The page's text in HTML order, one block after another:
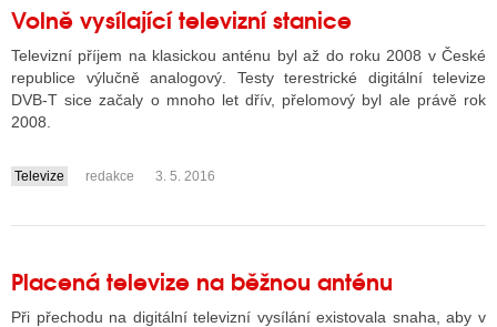
TELEVIZÍ
VYSÍLAČE
STRÁNKY TV
Volně vysílající televizní stanice
Televizní příjem na klasickou anténu byl až do roku 2008 v České
republice výlučně analogový. Testy terestrické digitální televize
DVB-T sice začaly o mnoho let dřív, přelomový byl ale právě rok
2008.
....
Televize redakce 3. 5. 2016
Placená televize na běžnou anténu
Při přechodu na digitální televizní vysílání existovala snaha, aby v